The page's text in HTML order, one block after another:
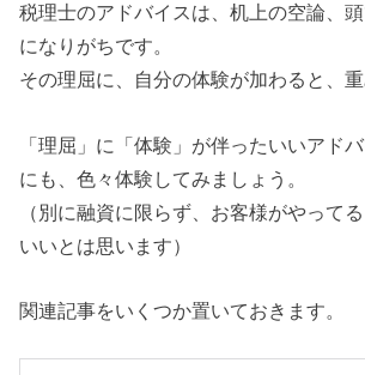
税理士のアドバイスは、机上の空論、
になりがちです。
その理屈に、自分の体験が加わると、重
「理屈」に「体験」が伴ったいいアド
にも、色々体験してみましょう。
（別に融資に限らず、お客様がやって
いいとは思います）
関連記事をいくつか置いておきます。